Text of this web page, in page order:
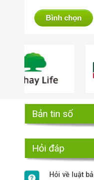
Bình chọn
Bản tin số
Hỏi đáp
Hỏi về luật